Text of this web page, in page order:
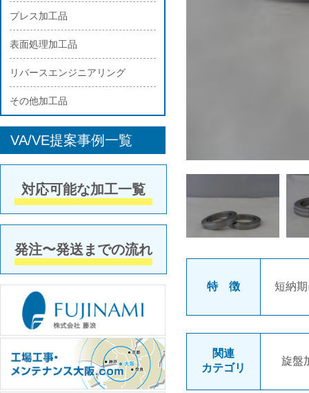
特 徴 短納
関連
カテゴリ
旋盤
プレス加工品
表面処理加工品
リバースエンジニアリング
その他加工品
VA/VE提案事例一覧
対応可能な加工一覧
発注〜発送までの流れ